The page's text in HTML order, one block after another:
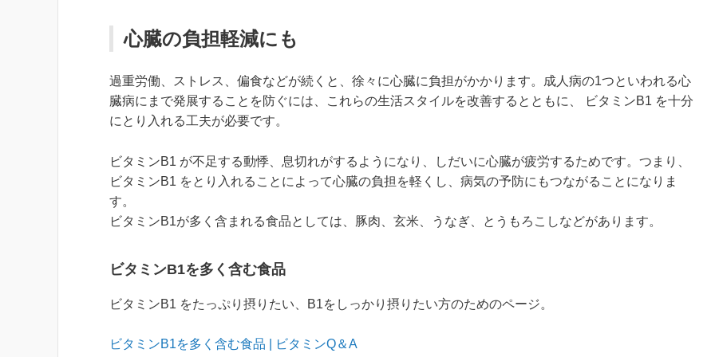
心臓の負担軽減にも
過重労働、ストレス、偏食などが続くと、徐々に心臓に負担がかかります。成人病の1つといわれる心
臓病にまで発展することを防ぐには、これらの生活スタイルを改善するとともに、 ビタミンB1 を十分
にとり入れる工夫が必要です。
ビタミンB1 が不足する動悸、息切れがするようになり、しだいに心臓が疲労するためです。つまり、
ビタミンB1 をとり入れることによって心臓の負担を軽くし、病気の予防にもつながることになりま
す。
ビタミンB1が多く含まれる食品としては、豚肉、玄米、うなぎ、とうもろこしなどがあります。
ビタミンB1を多く含む食品
ビタミンB1 をたっぷり摂りたい、B1をしっかり摂りたい方のためのページ。
ビタミンB1を多く含む食品 | ビタミンQ＆A